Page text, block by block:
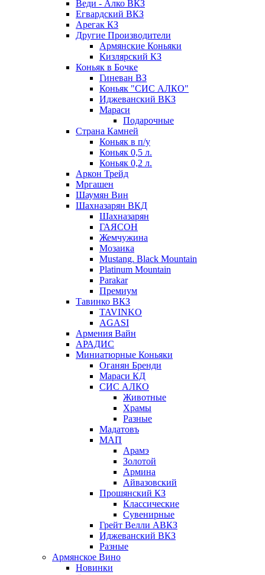
Веди - Алко ВКЗ
Егвардский ВКЗ
Арегак КЗ
Другие Производители
Армянские Коньяки
Кизлярский КЗ
Коньяк в Бочке
Гиневан ВЗ
Коньяк "СИС АЛКО"
Иджеванский ВКЗ
Мараси
Подарочные
Страна Камней
Коньяк в п/у
Коньяк 0,5 л.
Коньяк 0,2 л.
Аркон Трейд
Мргашен
Шаумян Вин
Шахназарян ВКД
Шахназарян
ГАЯСОН
Жемчужина
Мозаика
Mustang. Black Mountain
Platinum Mountain
Parakar
Премиум
Тавинко ВКЗ
TAVINKO
AGASI
Армения Вайн
АРАДИС
Миниатюрные Коньяки
Оганян Бренди
Мараси КД
СИС АЛКО
Животные
Храмы
Разные
Мадатовъ
МАП
Арамэ
Золотой
Армина
Айвазовский
Прошянский КЗ
Классические
Сувенирные
Грейт Велли АВКЗ
Иджеванский ВКЗ
Разные
Армянское Вино
Новинки